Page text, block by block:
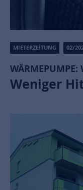
MIETERZEITUNG 02/
WÄRMEPUMPE:
Weniger